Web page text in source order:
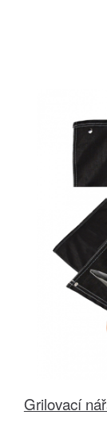
Grilovací